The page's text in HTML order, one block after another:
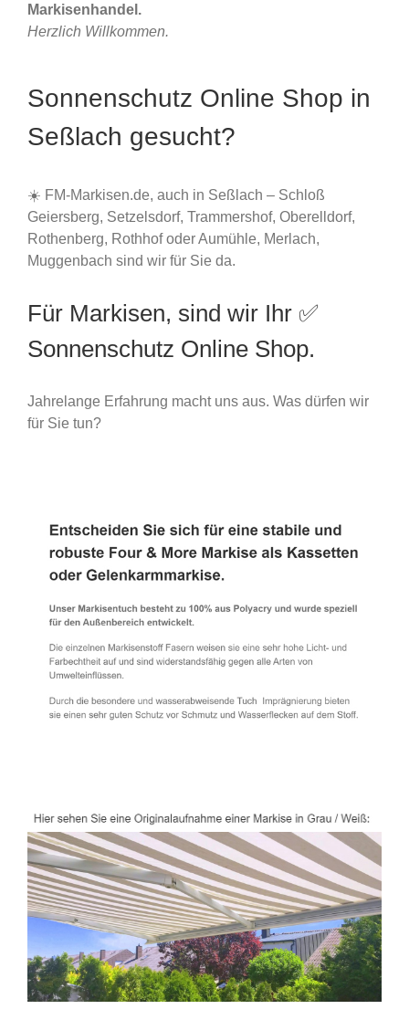
Markisenhandel.
Herzlich Willkommen.
Sonnenschutz Online Shop in
Seßlach gesucht?
☀️ FM-Markisen.de, auch in Seßlach – Schloß
Geiersberg, Setzelsdorf, Trammershof, Oberelldorf,
Rothenberg, Rothhof oder Aumühle, Merlach,
Muggenbach sind wir für Sie da.
Für Markisen, sind wir Ihr ✅
Sonnenschutz Online Shop.
Jahrelange Erfahrung macht uns aus. Was dürfen wir
für Sie tun?